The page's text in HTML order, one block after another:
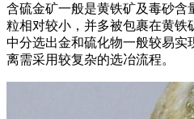
含硫金矿一般是黄铁矿及毒砂含
粒相对较小，并多被包裹在黄铁
中分选出金和硫化物一般较易实
离需采用较复杂的选冶流程。